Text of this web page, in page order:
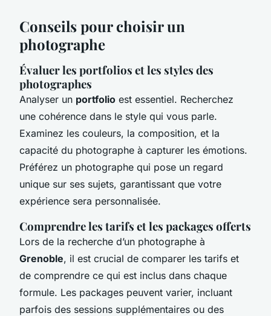
Conseils pour choisir un
photographe
Évaluer les portfolios et les styles des
photographes
Analyser un portfolio est essentiel. Recherchez
une cohérence dans le style qui vous parle.
Examinez les couleurs, la composition, et la
capacité du photographe à capturer les émotions.
Préférez un photographe qui pose un regard
unique sur ses sujets, garantissant que votre
expérience sera personnalisée.
Comprendre les tarifs et les packages offerts
Lors de la recherche d’un photographe à
Grenoble, il est crucial de comparer les tarifs et
de comprendre ce qui est inclus dans chaque
formule. Les packages peuvent varier, incluant
parfois des sessions supplémentaires ou des